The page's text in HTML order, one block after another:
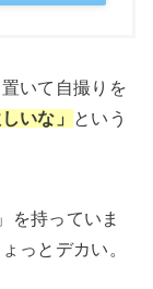
いて自撮りを
いな」
という
」を持っていま
っとデカい。